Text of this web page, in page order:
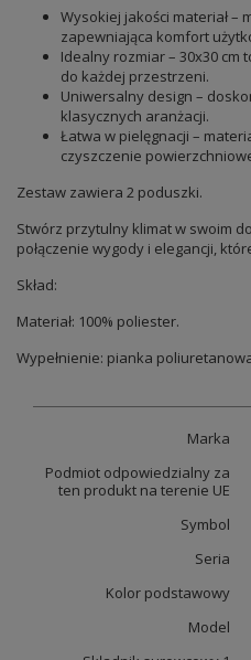
Wysokiej jakości materiał –
zapewniająca komfort
Idealny rozmiar – 30x30
do każdej przestrzeni.
Uniwersalny design –
klasycznych aranżacji.
Łatwa w pielęgnacji –
czyszczenie
Zestaw zawiera 2 poduszki.
Stwórz przytulny klimat w swoim
połączenie wygody i elegancji,
Skład:
Materiał: 100% poliester.
Wypełnienie: pianka
Marka
Podmiot odpowiedzialny za
ten produkt na terenie UE
Symbol
Seria
Kolor podstawowy
Model